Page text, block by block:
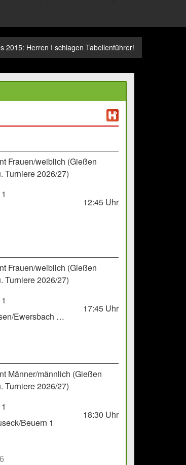
2015: Herren I schlagen Tabellenführer!
Frauen/weiblich (Gießen
Turniere 2026/27)
12:45Uhr
Frauen/weiblich (Gießen
Turniere 2026/27)
HSG Eibelshausen/Ewersbach GbR 2
17:45Uhr
Männer/männlich (Gießen
Turniere 2026/27)
Beuern 1
18:30 Uhr